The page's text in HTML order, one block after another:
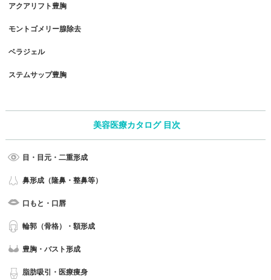
アクアリフト豊胸
モントゴメリー腺除去
ベラジェル
ステムサップ豊胸
美容医療カタログ 目次
目・目元・二重形成
鼻形成（隆鼻・整鼻等）
口もと・口唇
輪郭（骨格）・額形成
豊胸・バスト形成
脂肪吸引・医療痩身